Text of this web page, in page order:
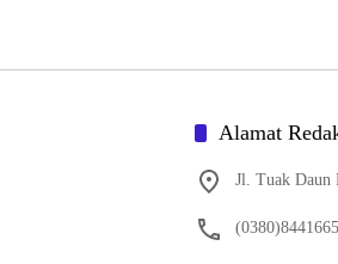
Alamat
Jl. Tuak Daun
(0380)8441665